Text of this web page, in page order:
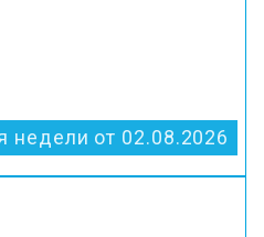
недели от 02.08.2026